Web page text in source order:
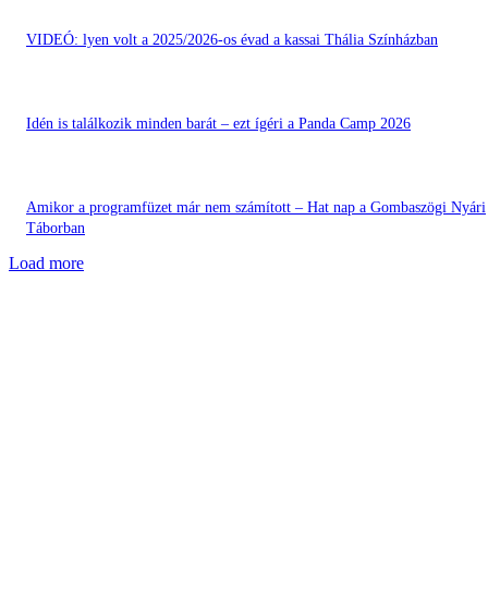
VIDEÓ: lyen volt a 2025/2026-os évad a kassai Thália Színházban
Idén is találkozik minden barát – ezt ígéri a Panda Camp 2026
Amikor a programfüzet már nem számított – Hat nap a Gombaszögi Nyári
Táborban
Load more